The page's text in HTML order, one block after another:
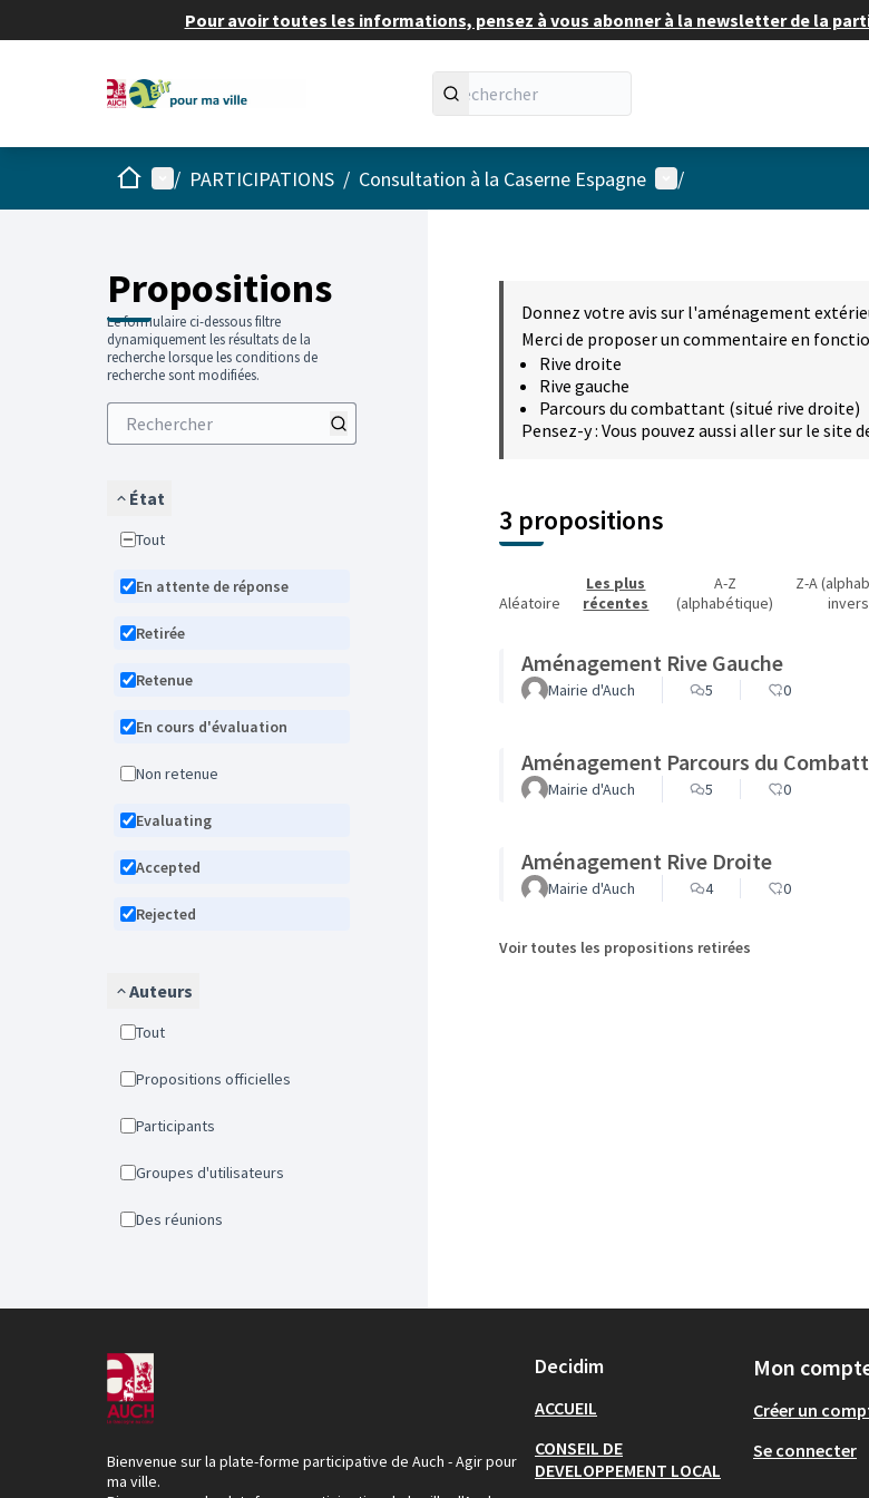
Pour avoir toutes les informations, pensez à vous abonner à la newsletter de la
AccueilMenu principal
/ PARTICIPATIONS / Consultation à la Caserne Espagne Menu utilisateur
/
Propositions
Le formulaire ci-dessous filtre
dynamiquement les résultats de la
recherche lorsque les conditions de
recherche sont modifiées.
État
Tout
En attente de réponse
Retirée
Retenue
En cours d'évaluation
Non retenue
Evaluating
Accepted
Rejected
Auteurs
Tout
Propositions officielles
Participants
Groupes d'utilisateurs
Des réunions
Donnez votre avis sur l'aménagement
Merci de proposer un commentaire en
Rive droite
Rive gauche
Parcours du combattant (situé rive droite)
Pensez-y : Vous pouvez aussi aller sur le site
3 propositions
Aléatoire
Les plus
récentes
A-Z
(alphabétique)
Z-A
Aménagement Rive Gauche
Mairie d'Auch 5 0
Aménagement Parcours du
Mairie d'Auch 5 0
Aménagement Rive Droite
Mairie d'Auch 4 0
Voir toutes les propositions retirées
Bienvenue sur la plate-forme participative de Auch - Agir pour
ma ville.
Decidim
ACCUEIL
CONSEIL DE
DEVELOPPEMENT LOCAL
Mon
Créer un
Se connecter